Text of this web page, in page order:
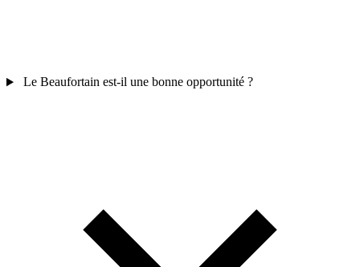
Le Beaufortain est-il une bonne opportunité ?